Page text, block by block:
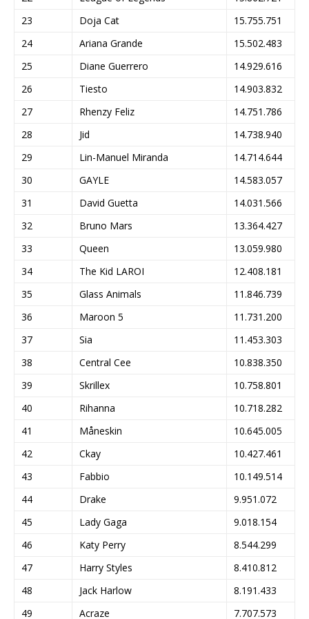
23
Doja Cat
15.755.751
24
Ariana Grande
15.502.483
25
Diane Guerrero
14.929.616
26
Tiesto
14.903.832
27
Rhenzy Feliz
14.751.786
28
Jid
14.738.940
29
Lin-Manuel Miranda
14.714.644
30
GAYLE
14.583.057
31
David Guetta
14.031.566
32
Bruno Mars
13.364.427
33
Queen
13.059.980
34
The Kid LAROI
12.408.181
35
Glass Animals
11.846.739
36
Maroon 5
11.731.200
37
Sia
11.453.303
38
Central Cee
10.838.350
39
Skrillex
10.758.801
40
Rihanna
10.718.282
41
Måneskin
10.645.005
42
Ckay
10.427.461
43
Fabbio
10.149.514
44
Drake
9.951.072
45
Lady Gaga
9.018.154
46
Katy Perry
8.544.299
47
Harry Styles
8.410.812
48
Jack Harlow
8.191.433
49
Acraze 7.707.573